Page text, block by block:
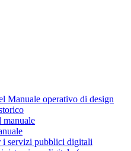
Manuale operativo di design
manuale
i servizi pubblici digitali